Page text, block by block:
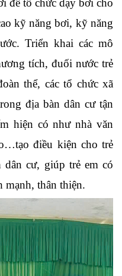
kỹ năng bơi, kỹ năng
Triển khai các mô
tích, đuối nước trẻ
thể, các tổ chức xã
địa bàn dân cư tận
hiện có như nhà văn
điều kiện cho trẻ
dân cư, giúp trẻ em có
mạnh, thân thiện.